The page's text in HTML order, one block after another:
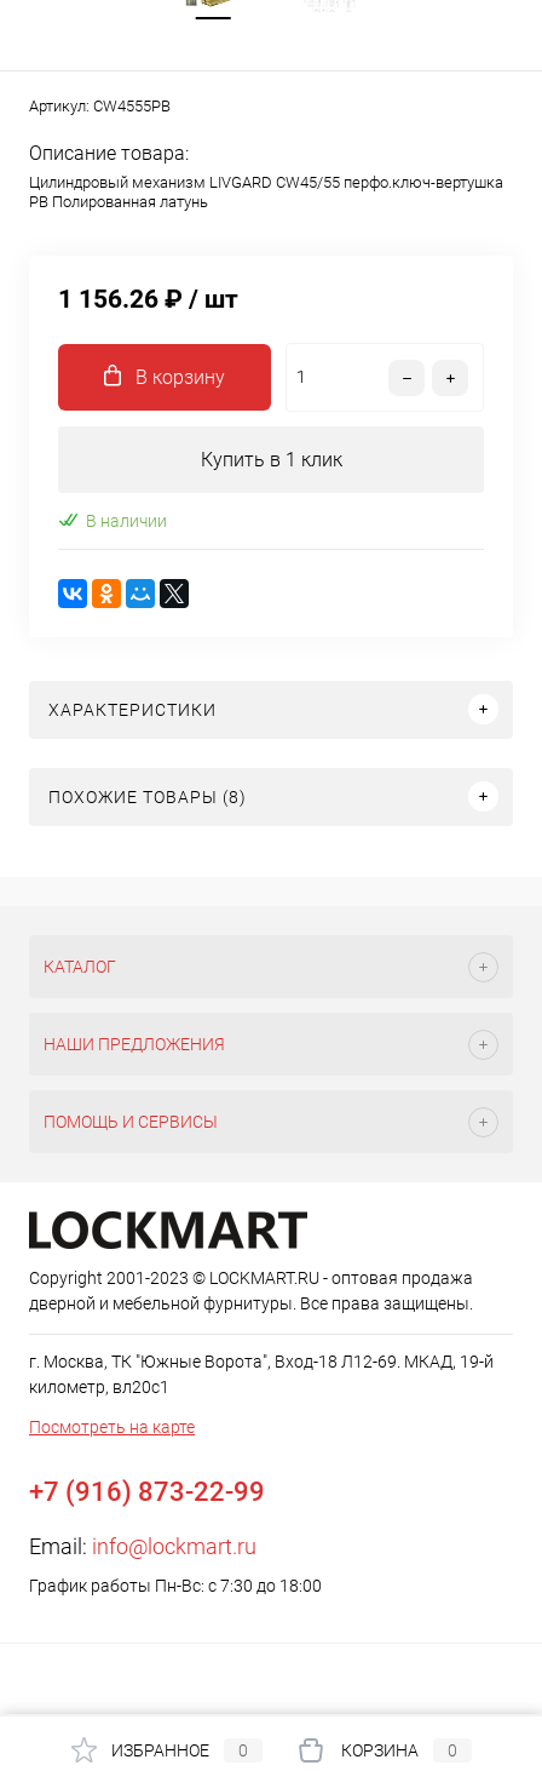
Артикул: CW4555PB
Описание товара:
Цилиндровый механизм LIVGARD CW45/55 перфо.ключ-вертушка
PB Полированная латунь
1 156.26 ₽ / шт
В корзину
Купить в 1 клик
В наличии
ХАРАКТЕРИСТИКИ
ПОХОЖИЕ ТОВАРЫ (8)
КАТАЛОГ
НАШИ ПРЕДЛОЖЕНИЯ
ПОМОЩЬ И СЕРВИСЫ
Copyright 2001-2023 © LOCKMART.RU - оптовая продажа
дверной и мебельной фурнитуры. Все права защищены.
г. Москва, ТК "Южные Ворота", Вход-18 Л12-69. МКАД, 19-й
километр, вл20с1
Посмотреть на карте
+7 (916) 873-22-99
Email: info@lockmart.ru
График работы Пн-Вс: с 7:30 до 18:00
ИЗБРАННОЕ 0 КОРЗИНА 0